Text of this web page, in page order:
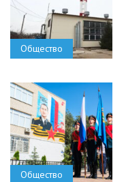
Общество
Общество